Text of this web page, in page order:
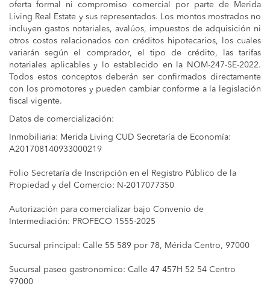
oferta formal ni compromiso comercial por parte de Merida
Living Real Estate y sus representados. Los montos mostrados no
incluyen gastos notariales, avalúos, impuestos de adquisición ni
otros costos relacionados con créditos hipotecarios, los cuales
variarán según el comprador, el tipo de crédito, las tarifas
notariales aplicables y lo establecido en la NOM-247-SE-2022.
Todos estos conceptos deberán ser confirmados directamente
con los promotores y pueden cambiar conforme a la legislación
fiscal vigente.
Datos de comercialización:
Inmobiliaria: Merida Living CUD Secretaría de Economía:
A201708140933000219
Folio Secretaría de Inscripción en el Registro Público de la
Propiedad y del Comercio: N-2017077350
Autorización para comercializar bajo Convenio de
Intermediación: PROFECO 1555-2025
Sucursal principal: Calle 55 589 por 78, Mérida Centro, 97000
Sucursal paseo gastronomico: Calle 47 457H 52 54 Centro
97000